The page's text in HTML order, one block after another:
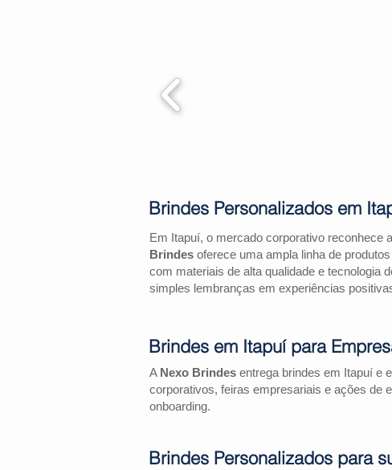
Em Itapuí, o mercado corporativo reconhece
Brindes oferece uma ampla linha de
com materiais de alta qualidade e tecnologia
simples lembranças em experiências
A Nexo Brindes entrega brindes em Itapuí e
corporativos, feiras empresariais e ações de
onboarding.
Brindes Personalizados em
Brindes em Itapuí para
Brindes Personalizados para